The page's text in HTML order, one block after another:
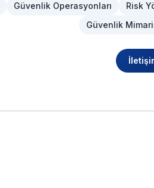
Güvenlik Operasyonları Risk
Güvenlik